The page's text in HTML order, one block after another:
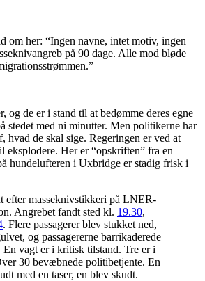
om her: “Ingen navne, intet motiv, ingen
på 90 dage. Alle mod bløde
og de er i stand til at bedømme deres egne
stedet med ni minutter. Men politikerne har
hvad de skal sige. Regeringen er ved at
eksplodere. Her er “opskriften” fra en
hundelufteren i Uxbridge er stadig frisk i
efter masseknivstikkeri på LNER-
Angrebet fandt sted kl. 19.30,
. Flere passagerer blev stukket ned,
og passagererne barrikaderede
En vagt er i kritisk tilstand. Tre er i
30 bevæbnede politibetjente. En
med en taser, en blev skudt.